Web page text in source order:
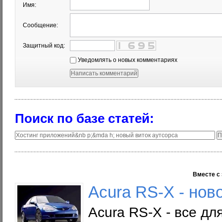
Имя:
Сообщение:
Защитный код:
Уведомлять о новых комментариях
Поиск по базе статей:
Вместе с
Acura RS-X -
Acura RS-X - все